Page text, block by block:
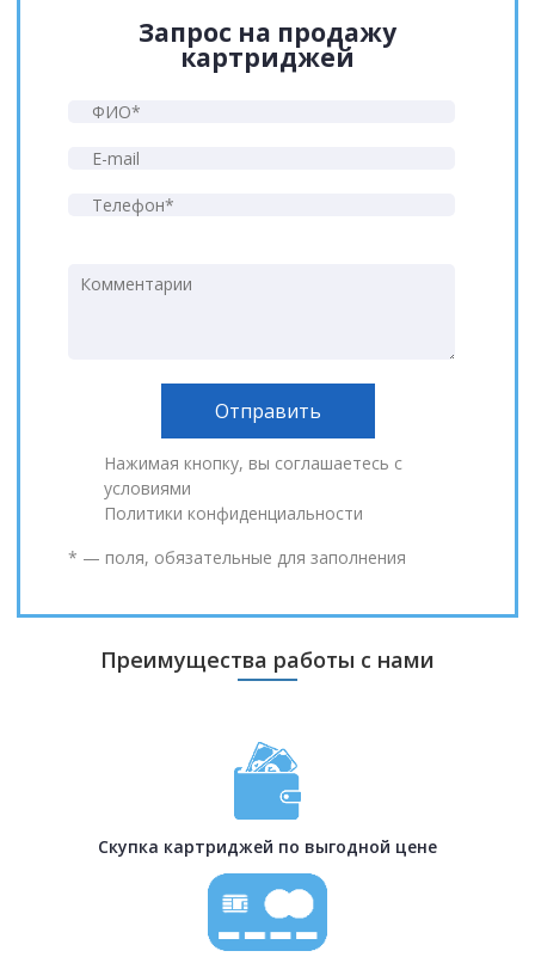
Запрос на продажу
картриджей
Нажимая кнопку, вы соглашаетесь с
условиями
Политики конфиденциальности
* — поля, обязательные для заполнения
Преимущества работы с нами
Скупка картриджей по выгодной цене